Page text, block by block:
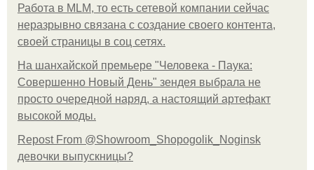
Работа в MLM, то есть сетевой компании сейчас
неразрывно связана с создание своего контента,
своей страницы в соц сетях.
На шанхайской премьере "Человека - Паука:
Совершенно Новый День" зендея выбрала не
просто очередной наряд, а настоящий артефакт
высокой моды.
Repost From @Showroom_Shopogolik_Noginsk
девочки выпускницы?